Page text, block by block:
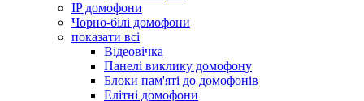
IP домофони
Чорно-білі домофони
показати всі
Відеовічка
Панелі виклику домофону
Блоки пам'яті до домофонів
Елітні домофони